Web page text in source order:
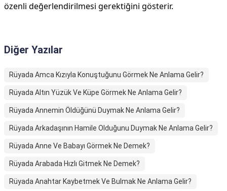
özenli değerlendirilmesi gerektiğini gösterir.
Diğer Yazılar
Rüyada Amca Kızıyla Konuştuğunu Görmek Ne Anlama Gelir?
Rüyada Altın Yüzük Ve Küpe Görmek Ne Anlama Gelir?
Rüyada Annemin Öldüğünü Duymak Ne Anlama Gelir?
Rüyada Arkadaşının Hamile Olduğunu Duymak Ne Anlama Gelir?
Rüyada Anne Ve Babayı Görmek Ne Demek?
Rüyada Arabada Hızlı Gitmek Ne Demek?
Rüyada Anahtar Kaybetmek Ve Bulmak Ne Anlama Gelir?